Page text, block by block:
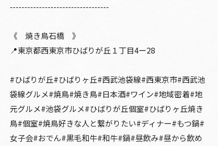
----------------------------------
《 焼き鳥石橋 》
📍東京都西東京市ひばりが丘１丁目4ー28
#ひばりが丘#ひばりヶ丘#西武池袋線#西東京市#西武池
袋線グルメ#焼鳥#焼き鳥#日本酒#ワイン#地域密着#地
元グルメ#池袋グルメ#ひばりが丘個室#ひばりヶ丘焼き
鳥#個室#焼鳥好きな人と繋がりたい#ディナー#もつ鍋#
女子会#おでん#黒毛和牛#和牛#鍋#昼飲み#昼から飲め